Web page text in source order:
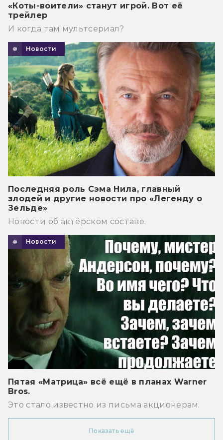
«Коты-воители» станут игрой. Вот её
трейлер
И когда там мультсериал?
Новости
Последняя роль Сэма Нила, главный
злодей и другие новости про «Легенду о
Зельде»
Новости об актёрском составе.
Новости
Пятая «Матрица» всё ещё в планах Warner
Bros.
Это стало известно из письма акционерам.
Показать ещё